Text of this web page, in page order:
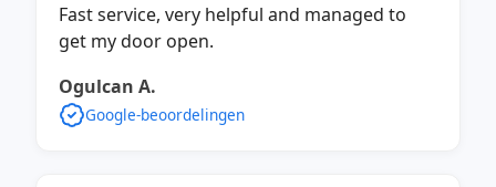
Fast service, very helpful and managed to
get my door open.
Ogulcan A.
Google-beoordelingen